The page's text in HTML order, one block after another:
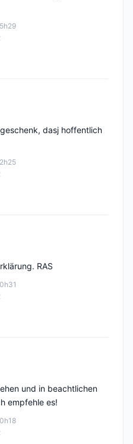
dasj hoffentlich
RAS
und in beachtlichen
empfehle es!